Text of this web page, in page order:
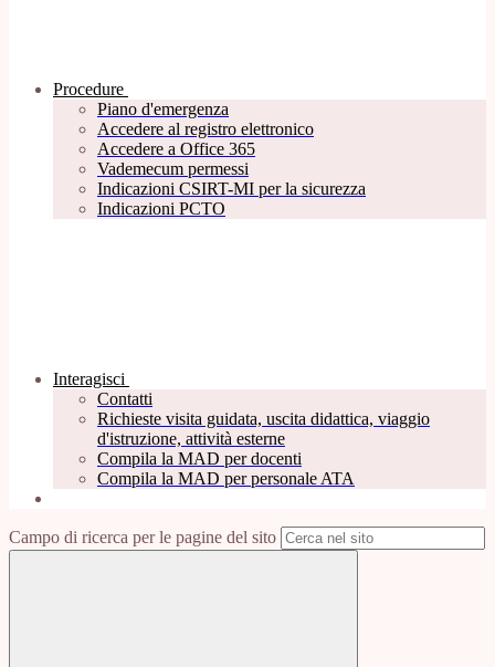
Procedure
Piano d'emergenza
Accedere al registro elettronico
Accedere a Office 365
Vademecum permessi
Indicazioni CSIRT-MI per la sicurezza
Indicazioni PCTO
Interagisci
Contatti
Richieste visita guidata, uscita didattica, viaggio
d'istruzione, attività esterne
Compila la MAD per docenti
Compila la MAD per personale ATA
Campo di ricerca per le pagine del sito